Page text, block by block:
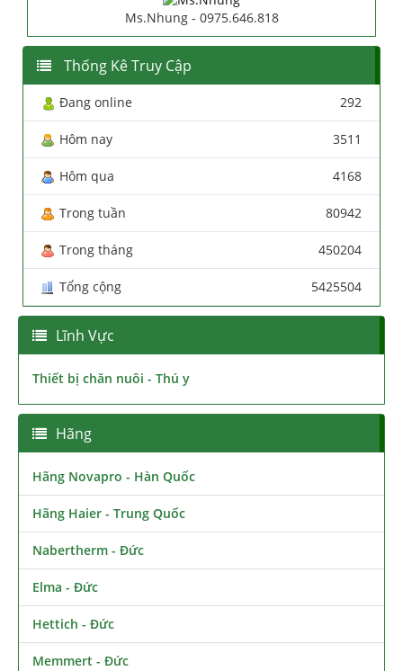
Ms.Nhung - 0975.646.818
Thống Kê Truy Cập
Đang online 292
Hôm nay 3511
Hôm qua 4168
Trong tuần 80942
Trong tháng 450204
Tổng cộng 5425504
Lĩnh Vực
Thiết bị chăn nuôi - Thú y
Hãng
Hãng Novapro - Hàn Quốc
Hãng Haier - Trung Quốc
Nabertherm - Đức
Elma - Đức
Hettich - Đức
Memmert - Đức